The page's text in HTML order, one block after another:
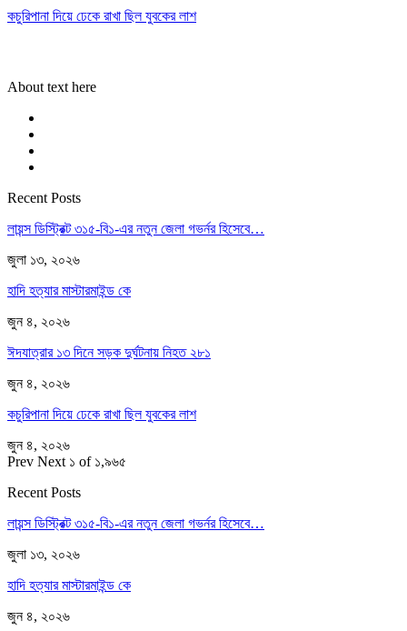
কচুরিপানা দিয়ে ঢেকে রাখা ছিল যুবকের লাশ
About text here
Recent Posts
লায়ন্স ডিস্ট্রিক্ট ৩১৫-বি১-এর নতুন জেলা গভর্নর হিসেবে…
জুলা ১৩, ২০২৬
হাদি হত্যার মাস্টারমাইন্ড কে
জুন ৪, ২০২৬
ঈদযাত্রার ১৩ দিনে সড়ক দুর্ঘটনায় নিহত ২৮১
জুন ৪, ২০২৬
কচুরিপানা দিয়ে ঢেকে রাখা ছিল যুবকের লাশ
জুন ৪, ২০২৬
Prev Next ১ of ১,৯৬৫
Recent Posts
লায়ন্স ডিস্ট্রিক্ট ৩১৫-বি১-এর নতুন জেলা গভর্নর হিসেবে…
জুলা ১৩, ২০২৬
হাদি হত্যার মাস্টারমাইন্ড কে
জুন ৪, ২০২৬